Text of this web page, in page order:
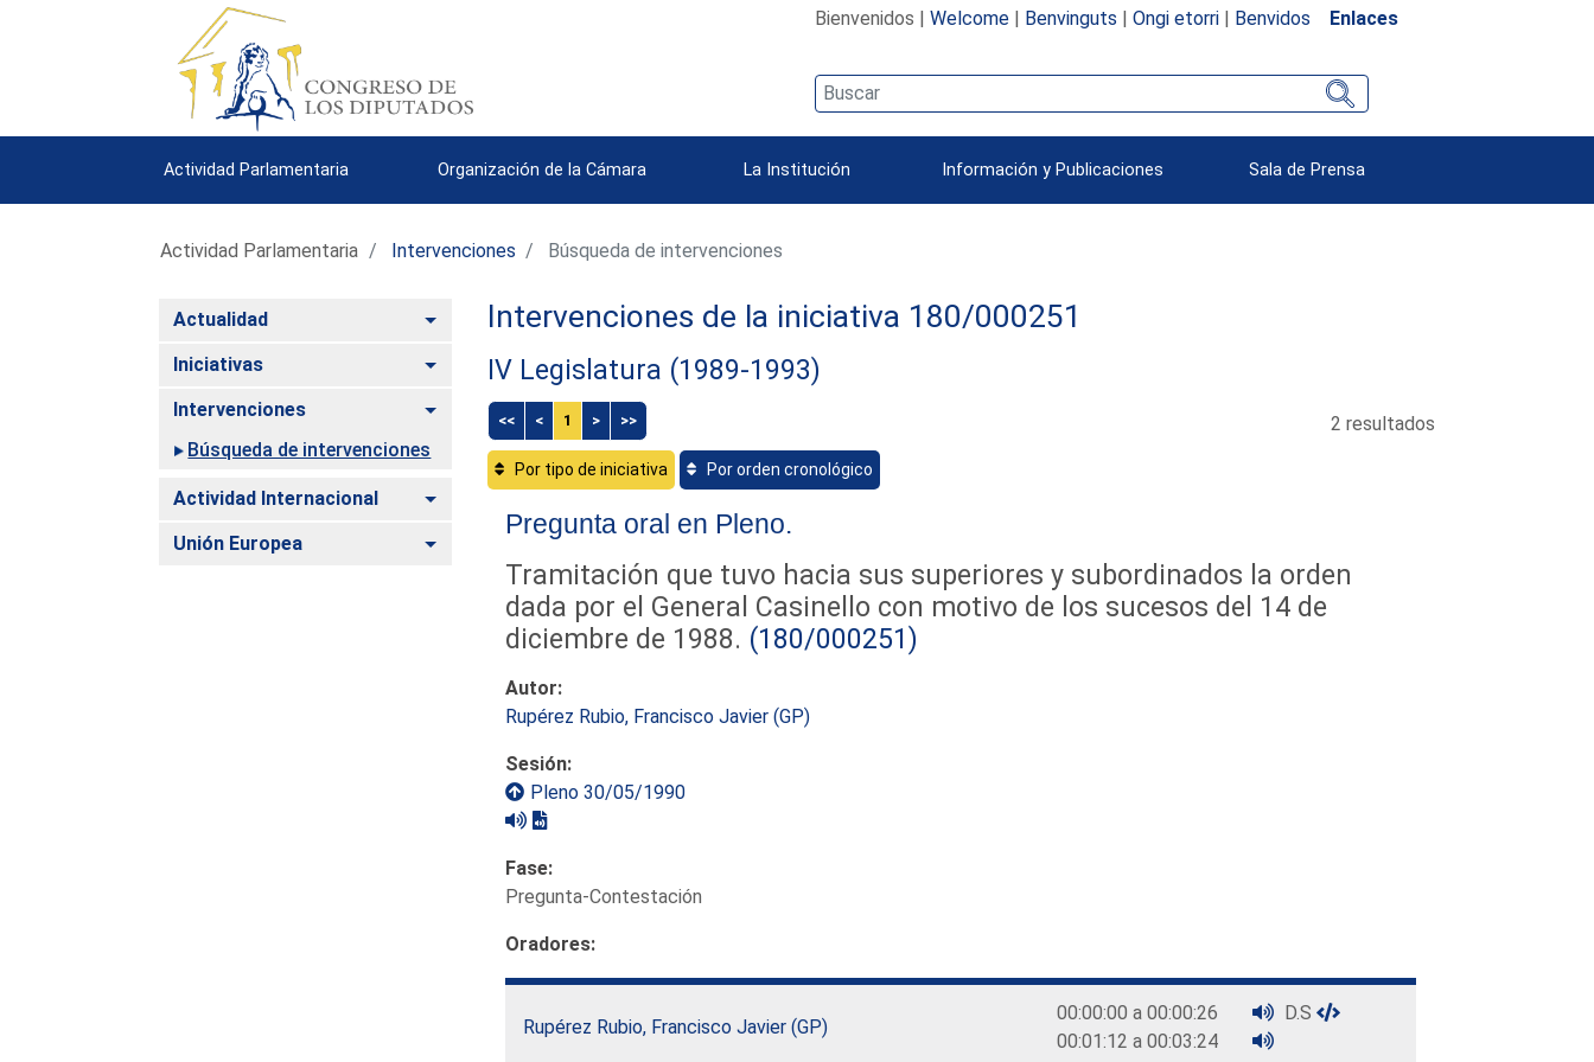
Bienvenidos | Welcome| Benvinguts | Ongi etorri| Benvidos Enlaces
Actividad Parlamentaria Organización de la Cámara La Institución Información y Publicaciones Sala de Prensa
Actividad Parlamentaria Intervenciones Búsqueda de intervenciones
Actualidad Alternar
Iniciativas Alternar
Intervenciones
Alternar
Búsqueda de intervenciones
Actividad Internacional Alternar
Unión Europea Alternar
Intervenciones de la iniciativa 180/000251
IV Legislatura (1989-1993)
<< < 1 > >>
Por tipo de iniciativa Por orden cronológico
2 resultados
Pregunta oral en Pleno.
Tramitación que tuvo hacia sus superiores y subordinados la orden
dada por el General Casinello con motivo de los sucesos del 14 de
diciembre de 1988. (180/000251)
Autor:
Rupérez Rubio, Francisco Javier (GP)
Sesión:
Pleno 30/05/1990
Fase:
Pregunta-Contestación
Oradores:
Rupérez Rubio, Francisco Javier (GP)
00:00:00 a 00:00:26
00:01:12 a 00:03:24
D.S